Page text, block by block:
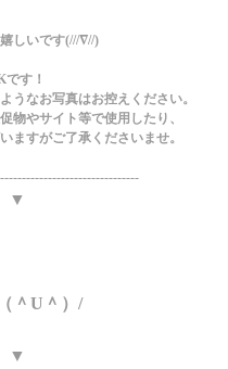
しいです(///∇//)
す！
うなお写真はお控えください。
物やサイト等で使用したり、
ますがご了承くださいませ。
＾U＾）/